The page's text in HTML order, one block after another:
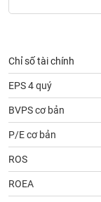
Chỉ số tài chính
EPS 4 quý
BVPS cơ bản
P/E cơ bản
ROS
ROEA